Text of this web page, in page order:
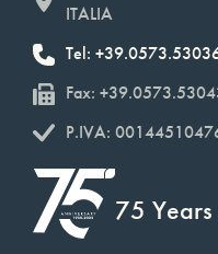
ITALIA
Tel:
Fax:
P.IVA:
75